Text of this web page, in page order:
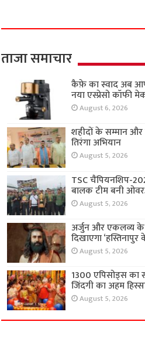
ताजा समाचार
कैफ़े का स्वाद अब
नया एस्प्रेसो कॉफी
August 6, 2026
शहीदों के सम्मान
तिरंगा अभियान
August 5, 2026
TSC चैंपियनशिप-
बालक टीम बनी
August 5, 2026
अर्जुन और एकलव्य के
दिखाएगा ‘हस्तिनापुर
August 5, 2026
1300 एपिसोड्स का
जिंदगी का अहम
August 5, 2026